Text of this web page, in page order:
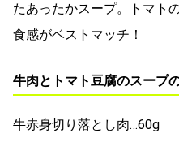
たあったかスープ。トマト
食感がベストマッチ！
牛肉とトマト豆腐のスープ
牛赤身切り落とし肉…60g